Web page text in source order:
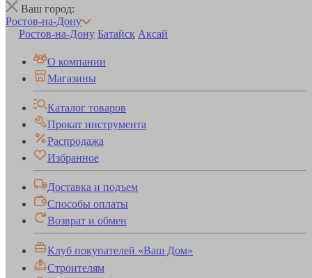
Ваш город:
Ростов-на-Дону
Ростов-на-Дону Батайск Аксай
О компании
Магазины
Каталог товаров
Прокат инструмента
Распродажа
Избранное
Доставка и подъем
Способы оплаты
Возврат и обмен
Клуб покупателей «Ваш Дом»
Строителям